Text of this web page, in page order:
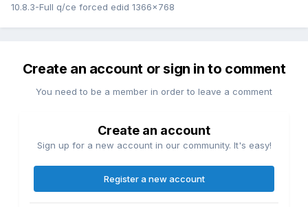
10.8.3-Full q/ce forced edid 1366x768
Create an account or sign in to comment
You need to be a member in order to leave a comment
Create an account
Sign up for a new account in our community. It's easy!
Register a new account